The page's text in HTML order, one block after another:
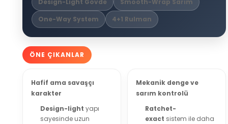
Design-Light Gövde
Smooth-Wrap Sarım
One-Way System
4+1 Rulman
ÖNE ÇIKANLAR
Hafif ama savaşçı
karakter
Design-light yapı
sayesinde uzun
Mekanik denge ve
sarım kontrolü
Ratchet-
exact sistem ile daha